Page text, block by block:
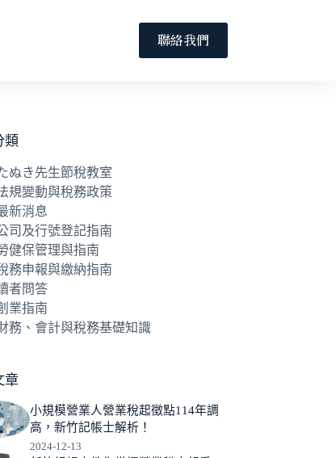
聯絡我們
類
ぬき先生節稅教室
規變動與稅務政策
新消息
司及行號登記指南
健保管理與指南
務申報與繳納指南
者問答
業指南
務、會計與稅務基礎知識
章
小規模營業人營業稅起徵點114年調
高，新竹記帳士解析！
2024-12-13